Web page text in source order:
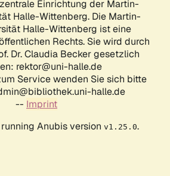
Einrichtung der Martin-
Halle-Wittenberg. Die Martin-
Halle-Wittenberg ist eine
Rechts. Sie wird durch
Dr. Claudia Becker gesetzlich
rektor@uni-halle.de
Service wenden Sie sich bitte
halle.de
-- Imprint
Anubis version v1.25.0.